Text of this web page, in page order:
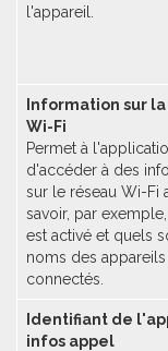
l'appareil.
Information sur
Wi-Fi
Permet à
d'accéder à des
sur le réseau Wi-Fi
savoir, par
est activé et quels
noms des
connectés.
Identifiant de
infos appel